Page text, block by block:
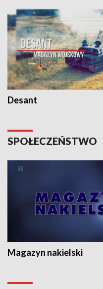
Desant
SPOŁECZEŃSTWO
Magazyn nakielski